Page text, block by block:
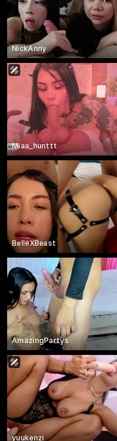
NickAnny
Miaa_hunttt
BelleXBeast
AmazingPartys
yuukenzi